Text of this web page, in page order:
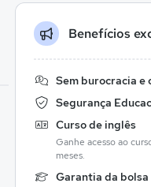
Benefícios
Sem burocracia e
Segurança
Curso de inglês
Ganhe acesso ao
meses.
Garantia da